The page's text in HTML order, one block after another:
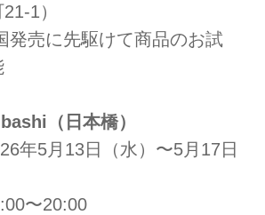
1）
発売に先駆けて商品のお試
（日本橋）
年5月13日（水）〜5月17日
〜20:00